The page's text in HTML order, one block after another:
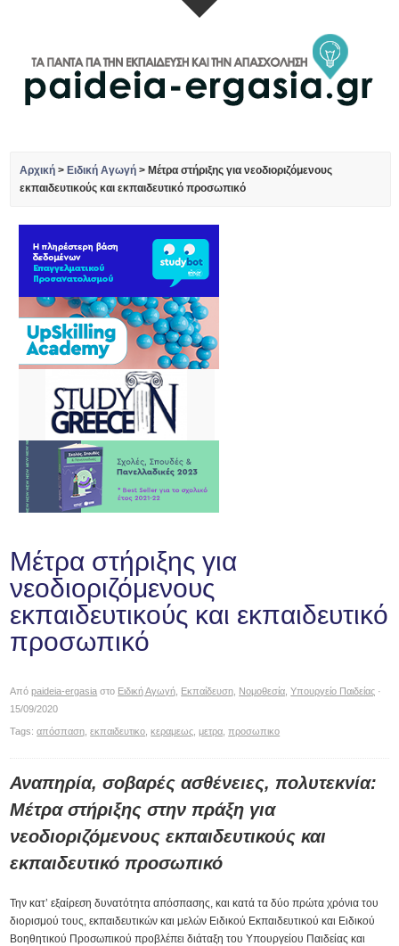
Αρχική > Ειδική Αγωγή > Μέτρα στήριξης για νεοδιοριζόμενους
εκπαιδευτικούς και εκπαιδευτικό προσωπικό
Μέτρα στήριξης για
νεοδιοριζόμενους
εκπαιδευτικούς και εκπαιδευτικό
προσωπικό
Απόpaideia-ergasia στο Ειδική Αγωγή Εκπαίδευση Νομοθεσία ,Υπουργείο Παιδείας ·
15/09/2020
Tags:απόσπαση ,εκπαιδευτικο ,κεραμεως ,μετρα ,προσωπικο
Αναπηρία, σοβαρές ασθένειες, πολυτεκνία:
Μέτρα στήριξης στην πράξη για
νεοδιοριζόμενους εκπαιδευτικούς και
εκπαιδευτικό προσωπικό
Την κατ’ εξαίρεση δυνατότητα απόσπασης, και κατά τα δύο πρώτα χρόνια του
διορισμού τους, εκπαιδευτικών και μελών Ειδικού Εκπαιδευτικού και Ειδικού
Βοηθητικού Προσωπικού προβλέπει διάταξη του Υπουργείου Παιδείας και